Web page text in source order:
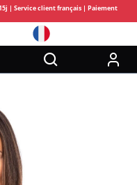
| Service client français | Paiement